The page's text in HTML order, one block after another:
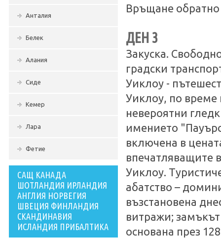
Анталия
Белек
Алания
Сиде
Кемер
Лара
Фетие
САЩ КАНАДА
ШОТЛАНДИЯ ИРЛАНДИЯ
АНГЛИЯ НОРВЕГИЯ
ШВЕЦИЯ ФИНЛАНДИЯ
СКАНДИНАВИЯ
ИСЛАНДИЯ ПРИБАЛТИКА
Връщане
ДЕН 3
Закуска.
градски
Уиклоу -
Уиклоу, по време
невероятни
имението
включена в
впечатляващите
Уиклоу.
абатство –
възстановена
витражи;
основана през